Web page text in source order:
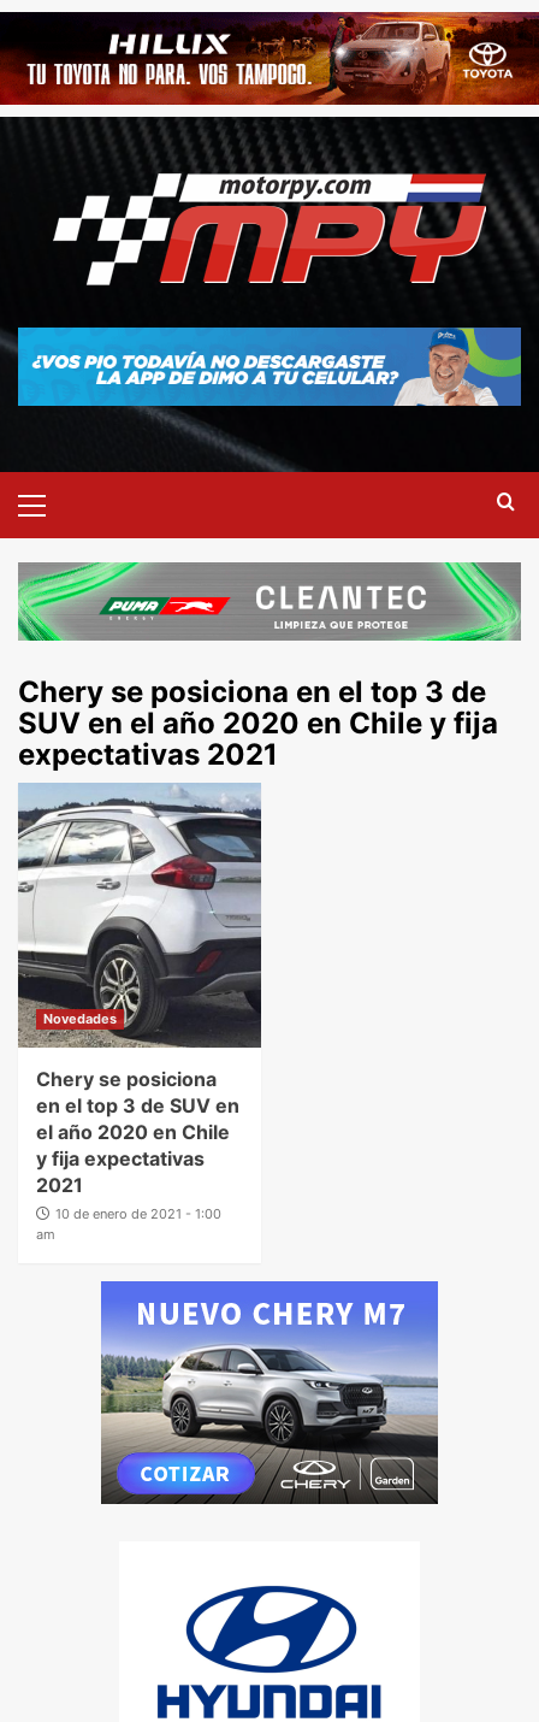
Chery se posiciona en el top 3 de
SUV en el año 2020 en Chile y fija
expectativas 2021
Novedades
Chery se posiciona
en el top 3 de SUV en
el año 2020 en Chile
y fija expectativas
2021
10 de enero de 2021 - 1:00
am